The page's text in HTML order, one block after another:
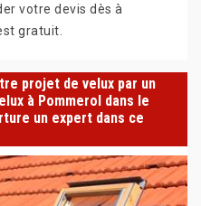
votre devis dès à
gratuit.
projet de velux par un
à Pommerol dans le
un expert dans ce